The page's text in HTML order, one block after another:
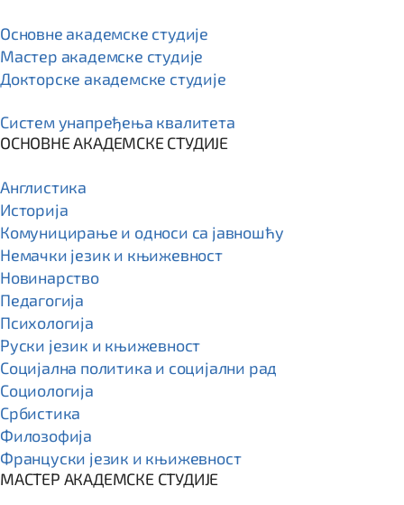
Основне академске студије
Мастер академске студије
Докторске академске студије
Систем унапређења квалитета
ОСНОВНЕ АКАДЕМСКЕ СТУДИЈЕ
Англистика
Историја
Комуницирање и односи са јавношћу
Немачки језик и књижевност
Новинарство
Педагогија
Психологија
Руски језик и књижевност
Социјална политика и социјални рад
Социологија
Србистика
Филозофија
Француски језик и књижевност
МАСТЕР АКАДЕМСКЕ СТУДИЈЕ